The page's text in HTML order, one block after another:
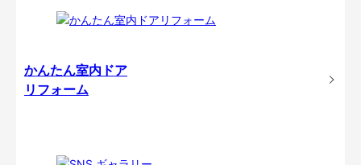
かんたん室内ドア
リフォーム